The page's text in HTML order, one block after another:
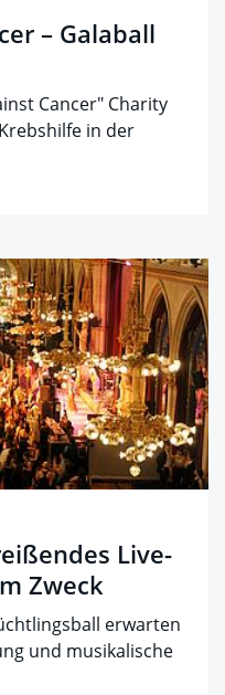
– Galaball
Cancer" Charity
in der
Live-
Zweck
erwarten
und musikalische